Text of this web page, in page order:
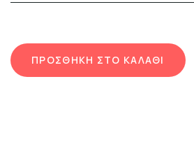
ΠΡΟΣΘΗΚΗ ΣΤΟ ΚΑΛΑΘΙ